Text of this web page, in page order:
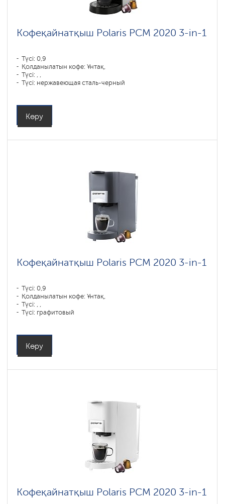
Кофеқайнатқыш Polaris PCM 2020 3-in-1
Түсі: 0,9
Қолданылатын кофе: Ұнтақ,
Түсі: , ,
Түсі: нержавеющая сталь-черный
Көру
Кофеқайнатқыш Polaris PCM 2020 3-in-1
Түсі: 0,9
Қолданылатын кофе: Ұнтақ,
Түсі: , ,
Түсі: графитовый
Көру
Кофеқайнатқыш Polaris PCM 2020 3-in-1